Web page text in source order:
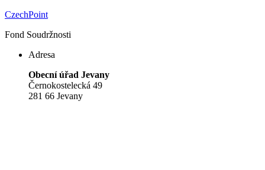
CzechPoint
Fond Soudržnosti
Adresa
Obecní úřad Jevany
Černokostelecká 49
281 66 Jevany